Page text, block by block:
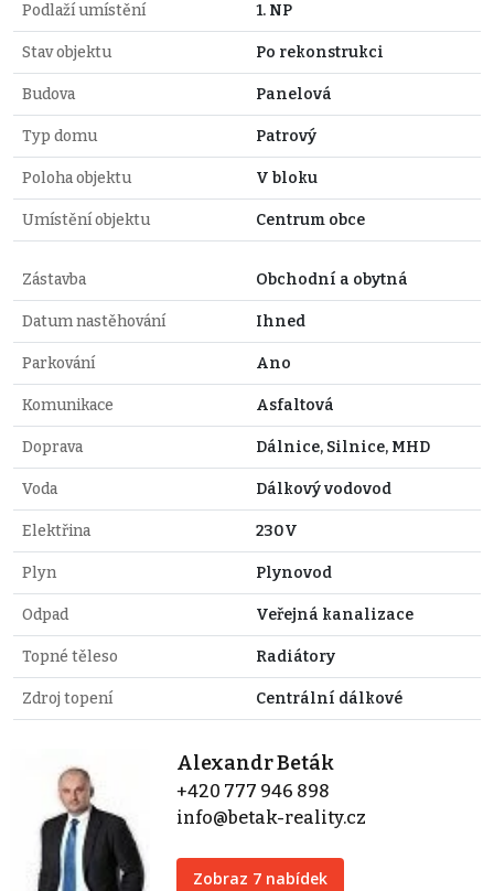
Podlaží umístění 1. NP
Stav objektu Po rekonstrukci
Budova Panelová
Typ domu Patrový
Poloha objektu V bloku
Umístění objektu Centrum obce
Zástavba Obchodní a obytná
Datum nastěhování Ihned
Parkování Ano
Komunikace Asfaltová
Doprava Dálnice, Silnice, MHD
Voda Dálkový vodovod
Elektřina 230V
Plyn Plynovod
Odpad Veřejná kanalizace
Topné těleso Radiátory
Zdroj topení Centrální dálkové
Alexandr Beták
+420 777 946 898
info@betak-reality.cz
Zobraz 7 nabídek